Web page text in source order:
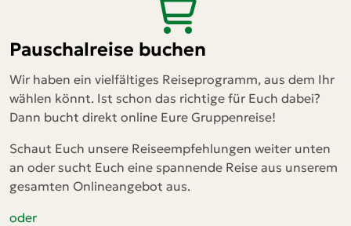
Pauschalreise buchen
Wir haben ein vielfältiges Reiseprogramm, aus dem Ihr
wählen könnt. Ist schon das richtige für Euch dabei?
Dann bucht direkt online Eure Gruppenreise!
Schaut Euch unsere Reiseempfehlungen weiter unten
an oder sucht Euch eine spannende Reise aus unserem
gesamten Onlineangebot aus.
oder